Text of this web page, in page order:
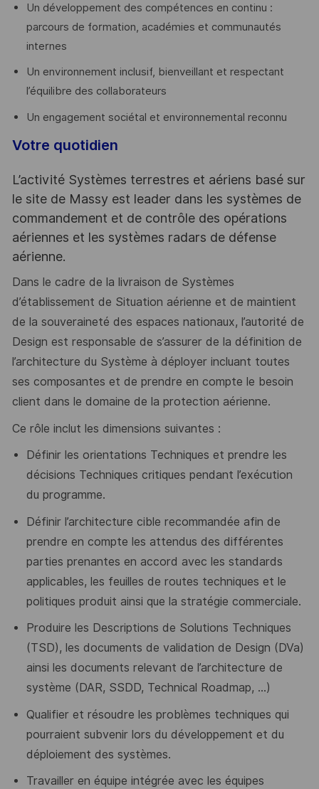
Un développement des compétences en continu :
parcours de formation, académies et communautés
internes
Un environnement inclusif, bienveillant et respectant
l’équilibre des collaborateurs
Un engagement sociétal et environnemental reconnu
Votre quotidien
L’activité Systèmes terrestres et aériens basé sur
le site de Massy est leader dans les systèmes de
commandement et de contrôle des opérations
aériennes et les systèmes radars de défense
aérienne.
Dans le cadre de la livraison de Systèmes
d’établissement de Situation aérienne et de maintient
de la souveraineté des espaces nationaux, l’autorité de
Design est responsable de s’assurer de la définition de
l’architecture du Système à déployer incluant toutes
ses composantes et de prendre en compte le besoin
client dans le domaine de la protection aérienne.
Ce rôle inclut les dimensions suivantes :
Définir les orientations Techniques et prendre les
décisions Techniques critiques pendant l’exécution
du programme.
Définir l’architecture cible recommandée afin de
prendre en compte les attendus des différentes
parties prenantes en accord avec les standards
applicables, les feuilles de routes techniques et le
politiques produit ainsi que la stratégie commerciale.
Produire les Descriptions de Solutions Techniques
(TSD), les documents de validation de Design (DVa)
ainsi les documents relevant de l’architecture de
système (DAR, SSDD, Technical Roadmap, …)
Qualifier et résoudre les problèmes techniques qui
pourraient subvenir lors du développement et du
déploiement des systèmes.
Travailler en équipe intégrée avec les équipes